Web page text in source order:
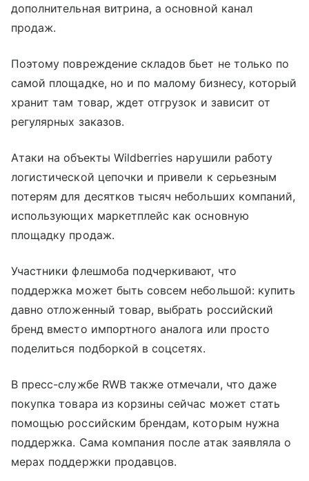
дополнительная витрина, а основной канал
продаж.
Поэтому повреждение складов бьет не только по
самой площадке, но и по малому бизнесу, который
хранит там товар, ждет отгрузок и зависит от
регулярных заказов.
Атаки на объекты Wildberries нарушили работу
логистической цепочки и привели к серьезным
потерям для десятков тысяч небольших компаний,
использующих маркетплейс как основную
площадку продаж.
Участники флешмоба подчеркивают, что
поддержка может быть совсем небольшой: купить
давно отложенный товар, выбрать российский
бренд вместо импортного аналога или просто
поделиться подборкой в соцсетях.
В пресс-службе RWB также отмечали, что даже
покупка товара из корзины сейчас может стать
помощью российским брендам, которым нужна
поддержка. Сама компания после атак заявляла о
мерах поддержки продавцов.